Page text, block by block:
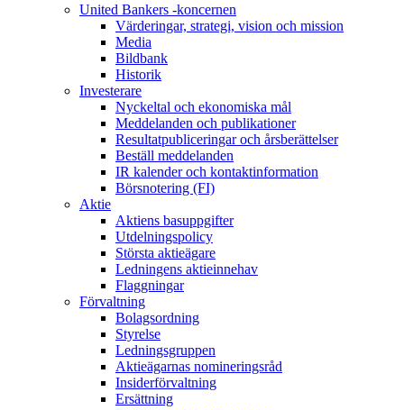
United Bankers -koncernen
Värderingar, strategi, vision och mission
Media
Bildbank
Historik
Investerare
Nyckeltal och ekonomiska mål
Meddelanden och publikationer
Resultatpubliceringar och årsberättelser
Beställ meddelanden
IR kalender och kontaktinformation
Börsnotering (FI)
Aktie
Aktiens basuppgifter
Utdelningspolicy
Största aktieägare
Ledningens aktieinnehav
Flaggningar
Förvaltning
Bolagsordning
Styrelse
Ledningsgruppen
Aktieägarnas nomineringsråd
Insiderförvaltning
Ersättning